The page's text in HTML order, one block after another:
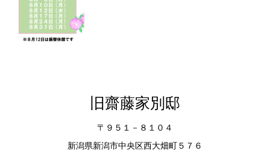
旧齋藤家別邸
〒９５１－８１０４
新潟県新潟市中央区西大畑町５７６